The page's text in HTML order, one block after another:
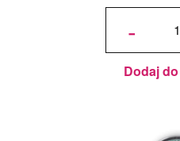
-
ilość
Wilton
Teal,
Morska
Zieleń
28 g
Dodaj